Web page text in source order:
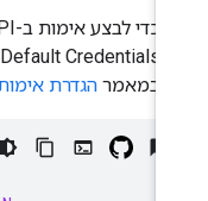
במאמרהגדרת אימות